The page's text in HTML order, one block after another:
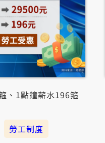
、1點鐘薪水196箍
勞工制度